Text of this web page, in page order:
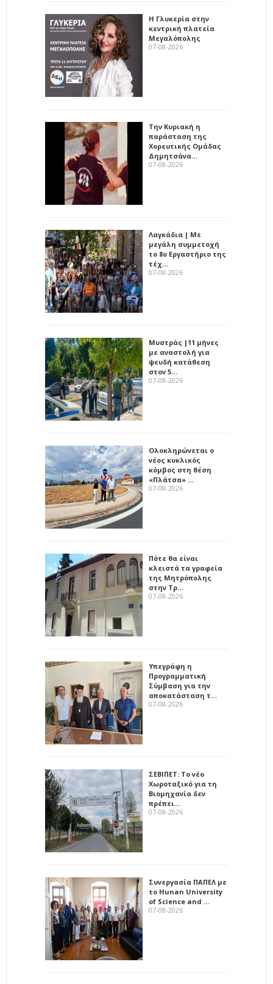
Η Γλυκερία στην
κεντρική πλατεία
Μεγαλόπολης
07-08-2026
Την Κυριακή η
παράσταση της
Χορευτικής Ομάδας
Δημητσάνα…
07-08-2026
Λαγκάδια | Με
μεγάλη συμμετοχή
το 8ο Εργαστήριο της
τέχ…
07-08-2026
Μυστράς |11 μήνες
με αναστολή για
ψευδή κατάθεση
στον 5…
07-08-2026
Ολοκληρώνεται ο
νέος κυκλικός
κόμβος στη θέση
«Πλάτσα» …
07-08-2026
Πότε θα είναι
κλειστά τα γραφεία
της Μητρόπολης
στην Τρ…
07-08-2026
Υπεγράφη η
Προγραμματική
Σύμβαση για την
αποκατάσταση τ…
07-08-2026
ΣΕΒΙΠΕΤ: Το νέο
Χωροταξικό για τη
Βιομηχανία δεν
πρέπει…
07-08-2026
Συνεργασία ΠΑΠΕΛ με
το Hunan University
of Science and …
07-08-2026